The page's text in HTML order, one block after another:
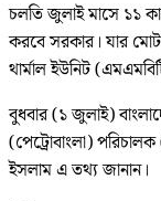
চলতি জুলাই মাসে ১১
করবে সরকার। যার মোট
থার্মাল ইউনিট
বুধবার (১ জুলাই)
(পেট্রোবাংলা)
ইসলাম এ তথ্য জানান।